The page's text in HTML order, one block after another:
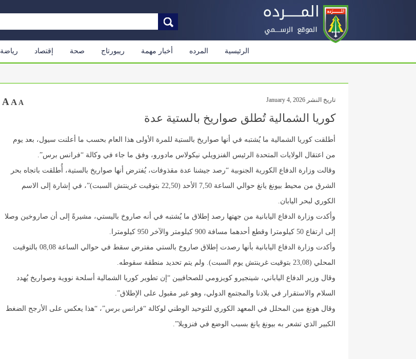
الرئيسية المرده أخبار مهمة ريبورتاج صحة إقتصاد رياضة
تاريخ النشر January 4, 2026 A A A
كوريا الشمالية تُطلق صواريخ بالستية عدة
أطلقت كوريا الشمالية ما يُشتبه في أنها صواريخ بالستية للمرة الأولى هذا العام بحسب ما أعلنت سيول، بعد يوم
من اعتقال الولايات المتحدة الرئيس الفنزويلي نيكولاس مادورو، وفق ما جاء في وكالة “فرانس برس”.
وقالت وزارة الدفاع الكورية الجنوبية “رصد جيشنا عدة مقذوفات، يُفترض أنها صواريخ بالستية، أُطلقت باتجاه بحر
الشرق من محيط بيونغ يانغ حوالي الساعة 7,50 الأحد (22,50 بتوقيت غرينتش السبت)”، في إشارة إلى الاسم
الكوري لبحر اليابان.
وأكدت وزارة الدفاع اليابانية من جهتها رصد إطلاق ما يُشتبه في أنه صاروخ باليستي، مشيرةً إلى أن صاروخين وصلا
إلى ارتفاع 50 كيلومترا وقطع أحدهما مسافة 900 كيلومتر والآخر 950 كيلومترا.
وأكدت وزارة الدفاع اليابانية بأنها رصدت إطلاق صاروخ بالستي مفترض سقط في حوالي الساعة 08,08 بالتوقيت
المحلي (23,08 بتوقيت غرينتش يوم السبت). ولم يتم تحديد منطقة سقوطه.
وقال وزير الدفاع الياباني، شينجيرو كويزومي للصحافيين “إن تطوير كوريا الشمالية أسلحة نووية وصواريخ يُهدد
السلام والاستقرار في بلادنا والمجتمع الدولي، وهو غير مقبول على الإطلاق”.
وقال هونغ مين المحلل في المعهد الكوري للتوحيد الوطني لوكالة “فرانس برس”، “هذا يعكس على الأرجح الضغط
الكبير الذي تشعر به بيونغ يانغ بسبب الوضع في فنزويلا”.